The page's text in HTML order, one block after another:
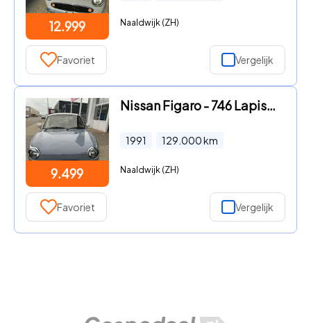
12.999 Naaldwijk (ZH)
Favoriet Vergelijk
9.499
Nissan Figaro - 746 Lapisgrijs, automaat, airco , turbo
1991 129.000km
Naaldwijk (ZH)
Favoriet Vergelijk